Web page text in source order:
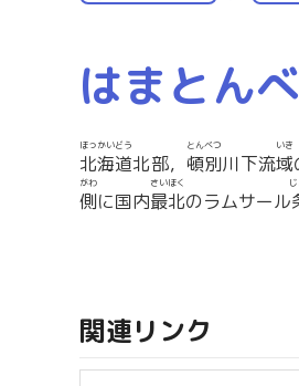
はまとん
北海道
ほっかいどう
北部， 頓別
とんべつ
川下流域
いき
側
がわ
に国内最北
さいほく
のラムサール
関連リンク